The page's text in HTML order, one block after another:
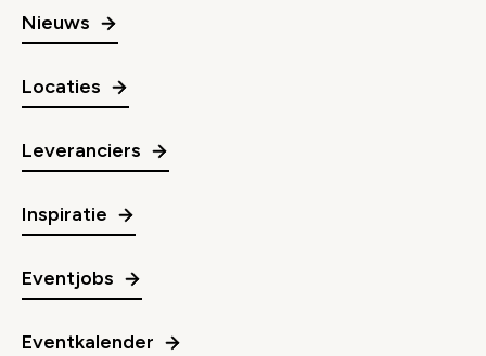
Nieuws
Locaties
Leveranciers
Inspiratie
Eventjobs
Eventkalender